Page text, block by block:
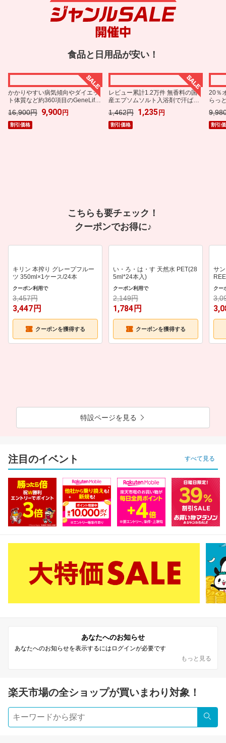
ショップ買いまわりとは？
ラクマ購入で
キャンペーン詳細を見る
※楽天IDを使用せずに楽天モバイルに申し込みをした場合、月末までに楽天会員へ
※ポイント最大49.5倍を達成するためにはSPU対象の一部サービスにおいて別途エン
食品と日用品が安い！
かかりやすい病気傾向やダイエッ
ト体質など約360項目のGeneLife
総合遺伝子検査キット
16,900円 9,900 円
割引価格
レビュー累計1.2万件 無香料の国
産エプソムソルト入浴剤で汗ばむ
肌もすっきり
1,462円 1,235 円
割引価格
20％
らっ
割引
こちらも要チェック！
クーポンでお得に♪
キリン 本搾り グレープフルー
ツ 350ml×1ケース/24本
クーポン利用で
3,457円
3,447 円
クーポンを獲得する
い・ろ・は・す 天然水 PET(28
5ml*24本入)
クーポン利用で
2,149円
1,784 円
クーポンを獲得する
サ
ー
クー
特設ページを見る
注目のイベント すべて見る
あなたへのお知らせ
あなたへのお知らせを表示するにはログインが必要です
もっと見る
楽天市場の全ショップが買いまわり対象！
検索